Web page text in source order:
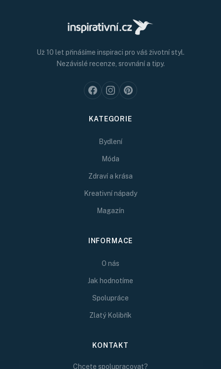
Už 10 let přinášíme inspiraci pro váš životní styl.
Nezávislé recenze, srovnání a tipy.
KATEGORIE
Bydlení
Móda
Zdraví a krása
Kreativní nápady
Magazín
INFORMACE
O nás
Jak hodnotíme
Spolupráce
Zlatý Kolibřík
KONTAKT
Chcete spolupracovat?